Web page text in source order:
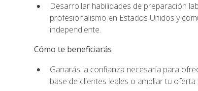
Desarrollar habilidades de preparación
profesionalismo en Estados Unidos y
independiente.
Cómo te beneficiarás
Ganarás la confianza necesaria para
base de clientes leales o ampliar tu